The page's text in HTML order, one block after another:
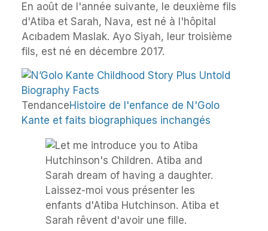
En août de l'année suivante, le deuxième fils
d'Atiba et Sarah, Nava, est né à l'hôpital
Acıbadem Maslak. Ayo Siyah, leur troisième
fils, est né en décembre 2017.
TendanceHistoire de l'enfance de N'Golo
Kante et faits biographiques inchangés
Laissez-moi vous présenter les
enfants d'Atiba Hutchinson. Atiba et
Sarah rêvent d'avoir une fille.